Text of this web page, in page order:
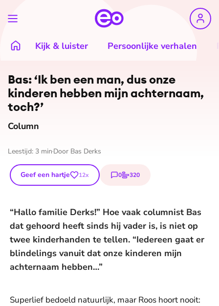
Kijk & luister Persoonlijke verhalen
©Bas Derks
Bas: ‘Ik ben een man, dus onze
kinderen hebben mijn achternaam,
toch?’
Column
Leestijd: 3 min Door Bas Derks
Geef een hartje 12x 0
reacties
320
stemmen
“Hallo familie Derks!” Hoe vaak columnist Bas
dat gehoord heeft sinds hij vader is, is niet op
twee kinderhanden te tellen. “Iedereen gaat er
blindelings vanuit dat onze kinderen mijn
achternaam hebben…”
Superlief bedoeld natuurlijk, maar Roos hoort nooit: